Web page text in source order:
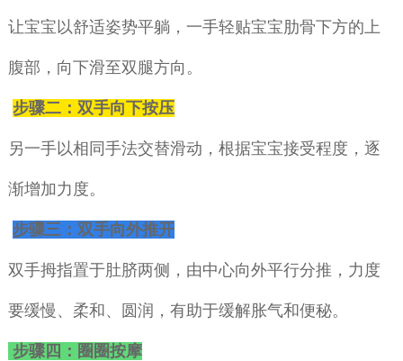
让宝宝以舒适姿势平躺，一手轻贴宝宝肋骨下方的上
腹部，向下滑至双腿方向。
步骤二：双手向下按压
另一手以相同手法交替滑动，根据宝宝接受程度，逐
渐增加力度。
步骤三：双手向外推开
双手拇指置于肚脐两侧，由中心向外平行分推，力度
要缓慢、柔和、圆润，有助于缓解胀气和便秘。
步骤四：圈圈按摩